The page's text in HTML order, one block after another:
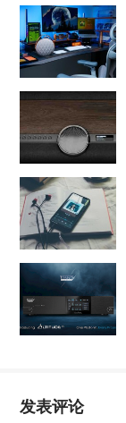
发表评论